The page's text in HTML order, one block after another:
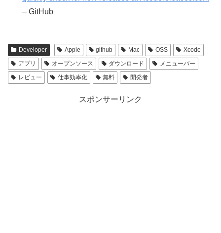
– GitHub
Developer Apple github Mac OSS
Xcode
アプリ
オープンソース ダウンロード
メニューバー
レビュー
仕事効率化 無料 開発者
スポンサーリンク